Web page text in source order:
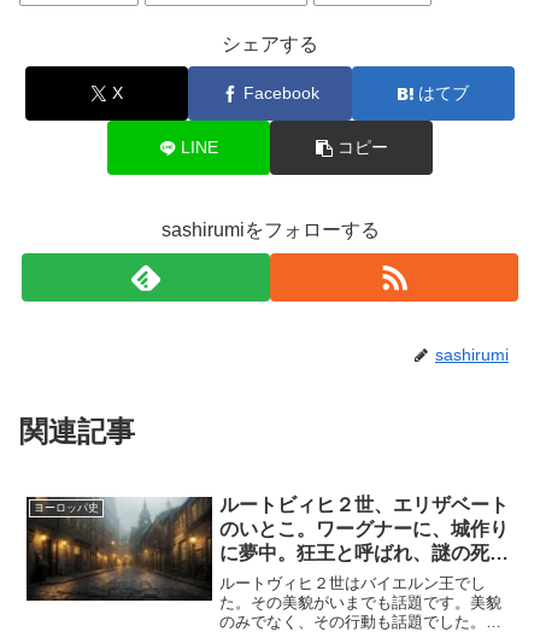
シェアする
X Facebook はてブ
LINE コピー
sashirumiをフォローする
sashirumi
関連記事
ヨーロッパ史
ルートビィヒ２世、エリザベート
のいとこ。ワーグナーに、城作り
に夢中。狂王と呼ばれ、謎の死
を
ルートヴィヒ２世はバイエルン王でし
た。その美貌がいまでも話題です。美貌
のみでなく、その行動も話題でした。作